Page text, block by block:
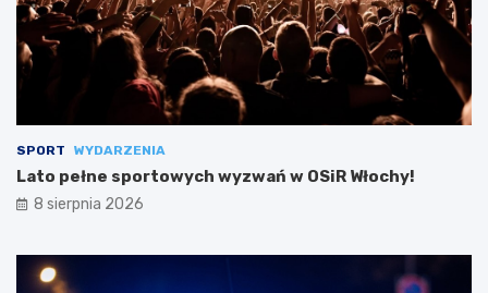
SPORT WYDARZENIA
Lato pełne sportowych wyzwań w OSiR Włochy!
8 sierpnia 2026